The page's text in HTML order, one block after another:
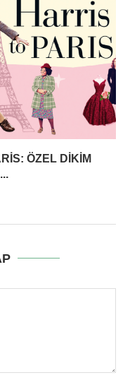
ÖZEL DIKIM